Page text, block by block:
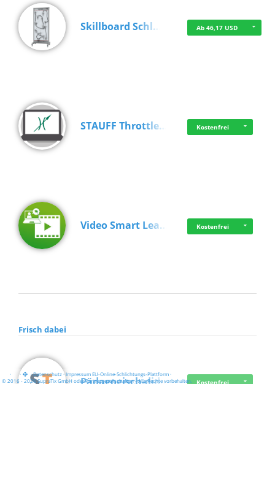
Skillboard Schl… Ab 46,17 USD
STAUFF Throttle… Kostenfrei
Video Smart Lea… Kostenfrei
Frisch dabei
Pädagogisch-did… Kostenfrei
· · ·Datenschutz·Impressum EU-Online-Schlichtungs-Plattform·
© 2016 - 2026 SupraTix GmbH oder Partnergesellschaften - Alle Rechte vorbehalten.